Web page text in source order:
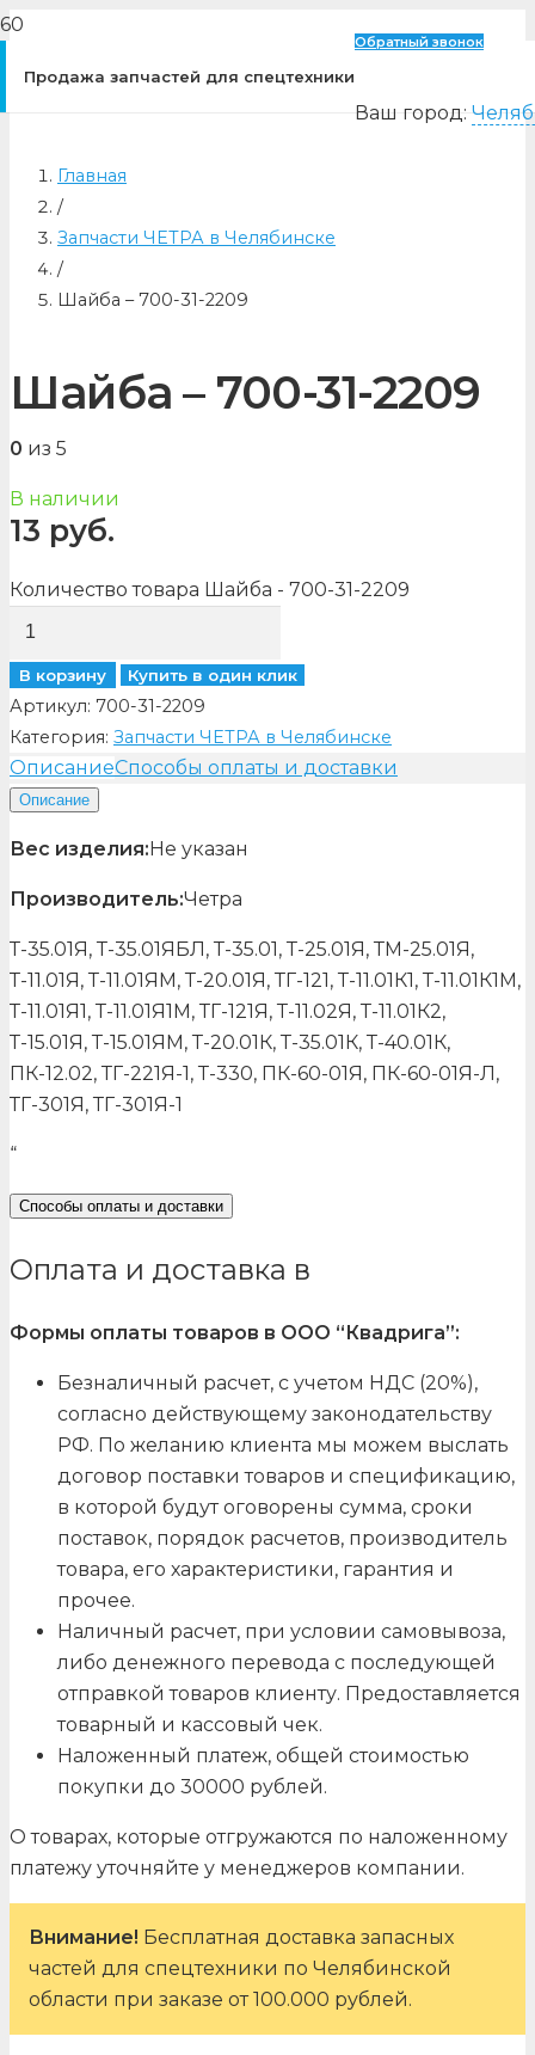
Продажа запчастей для спецтехники
Обратный звонок
Ваш город:
Главная
/
Запчасти ЧЕТРА в Челябинске
/
Шайба – 700-31-2209
Шайба – 700-31-2209
0 из 5
В наличии
13 руб.
Количество товара Шайба - 700-31-2209
В корзину Купить в один клик
Артикул: 700-31-2209
Категория: Запчасти ЧЕТРА в Челябинске
ОписаниеСпособы оплаты и доставки
Описание
Вес изделия:Не указан
Производитель:Четра
Т-35.01Я, Т-35.01ЯБЛ, Т-35.01, Т-25.01Я, ТМ-25.01Я,
Т-11.01Я, Т-11.01ЯМ, Т-20.01Я, ТГ-121, Т-11.01К1, Т-11.01К1М,
Т-11.01Я1, Т-11.01Я1М, ТГ-121Я, Т-11.02Я, Т-11.01К2,
Т-15.01Я, Т-15.01ЯМ, Т-20.01К, Т-35.01К, Т-40.01К,
ПК-12.02, ТГ-221Я-1, Т-330, ПК-60-01Я, ПК-60-01Я-Л,
ТГ-301Я, ТГ-301Я-1
“
Способы оплаты и доставки
Оплата и доставка в
Формы оплаты товаров в ООО “Квадрига”:
Безналичный расчет, с учетом НДС (20%),
согласно действующему законодательству
РФ. По желанию клиента мы можем выслать
договор поставки товаров и спецификацию,
в которой будут оговорены сумма, сроки
поставок, порядок расчетов, производитель
товара, его характеристики, гарантия и
прочее.
Наличный расчет, при условии самовывоза,
либо денежного перевода с последующей
отправкой товаров клиенту. Предоставляется
товарный и кассовый чек.
Наложенный платеж, общей стоимостью
покупки до 30000 рублей.
О товарах, которые отгружаются по наложенному
платежу уточняйте у менеджеров компании.
Внимание! Бесплатная доставка запасных
частей для спецтехники по Челябинской
области при заказе от 100.000 рублей.